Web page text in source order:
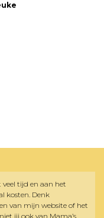
veel tijd en aan het
kosten. Denk
van mijn website of het
jij ook van Mama’s